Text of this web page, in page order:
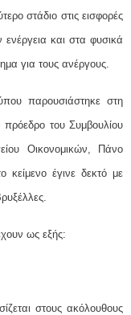
στάδιο στις εισφορές
και στα φυσικά
για τους ανέργους.
παρουσιάστηκε στη
του Συμβουλίου
Οικονομικών, Πάνο
έγινε δεκτό με
ως εξής:
στους ακόλουθους